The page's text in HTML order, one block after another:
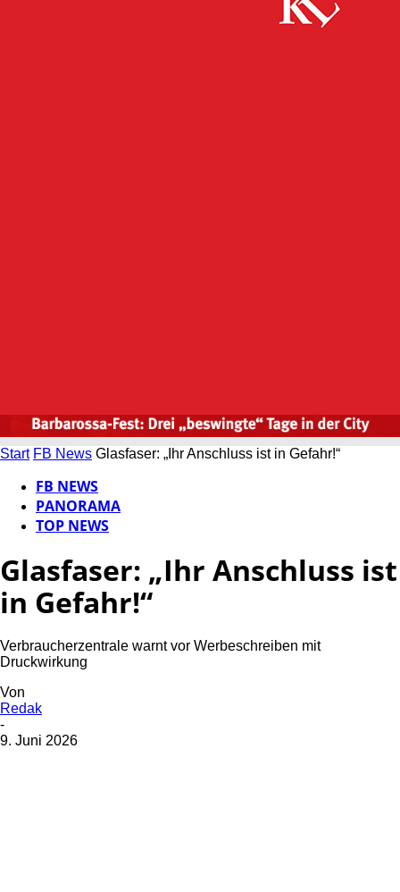
Start FB News Glasfaser: „Ihr Anschluss ist in Gefahr!“
FB NEWS
PANORAMA
TOP NEWS
Glasfaser: „Ihr Anschluss ist
in Gefahr!“
Verbraucherzentrale warnt vor Werbeschreiben mit
Druckwirkung
Von
Redak
-
9. Juni 2026